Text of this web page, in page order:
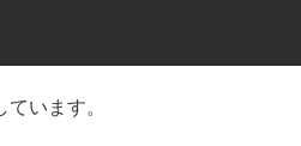
います。